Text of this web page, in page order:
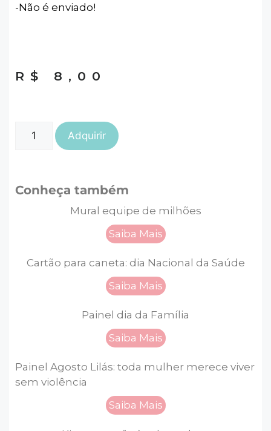
-Não é enviado!
R$ 8,00
Adquirir
Conheça também
Mural equipe de milhões
Saiba Mais
Cartão para caneta: dia Nacional da Saúde
Saiba Mais
Painel dia da Família
Saiba Mais
Painel Agosto Lilás: toda mulher merece viver
sem violência
Saiba Mais